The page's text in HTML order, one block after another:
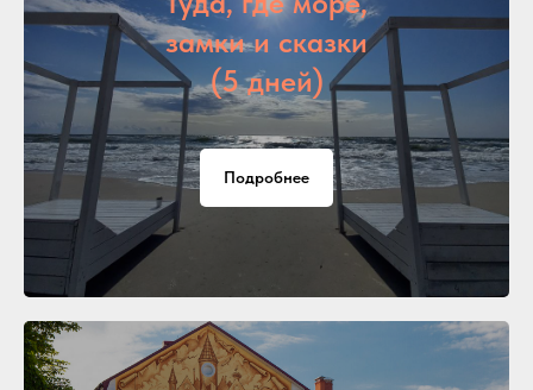
замки и сказки
(5 дней)
Подробнее